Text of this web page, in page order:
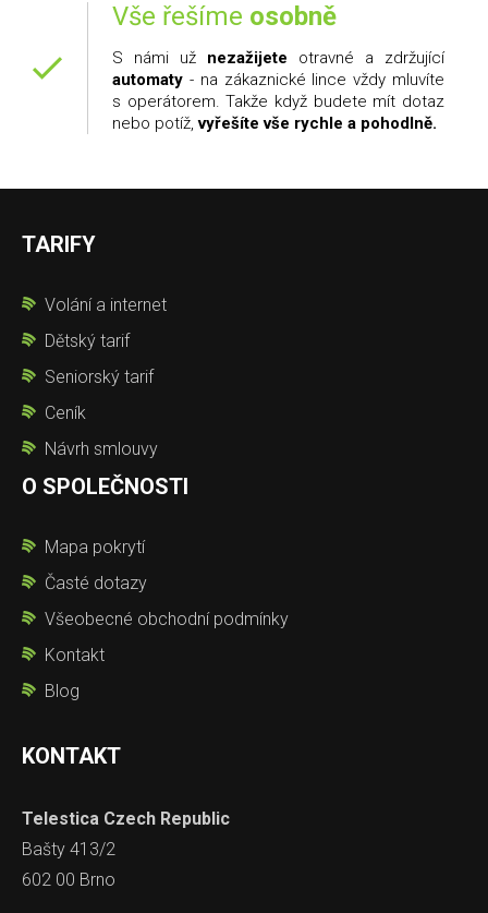
Vše řešíme osobně
S námi už nezažijete otravné a zdržující
automaty - na zákaznické lince vždy mluvíte
s operátorem. Takže když budete mít dotaz
nebo potíž,vyřešíte vše rychle a pohodlně.
TARIFY
Volání a internet
Dětský tarif
Seniorský tarif
Ceník
Návrh smlouvy
O SPOLEČNOSTI
Mapa pokrytí
Časté dotazy
Všeobecné obchodní podmínky
Kontakt
Blog
KONTAKT
Telestica Czech Republic
Bašty 413/2
602 00 Brno